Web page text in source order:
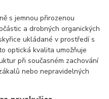
s jemnou přirozenou
a drobných organických
ukládané v prostředí s
optická kvalita umožňuje
při současném zachování
nebo nepravidelných